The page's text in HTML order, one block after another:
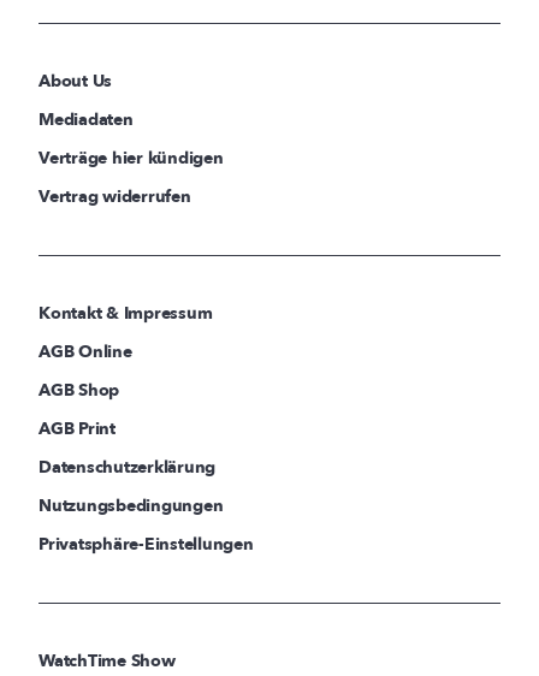
About Us
Mediadaten
Verträge hier kündigen
Vertrag widerrufen
Kontakt & Impressum
AGB Online
AGB Shop
AGB Print
Datenschutzerklärung
Nutzungsbedingungen
Privatsphäre-Einstellungen
WatchTime Show